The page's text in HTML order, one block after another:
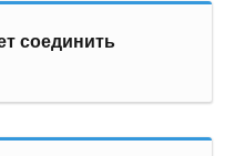
соединить